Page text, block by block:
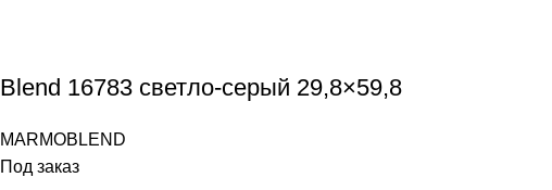
Blend 16783 светло-серый 29,8×59,8
MARMOBLEND
Под заказ